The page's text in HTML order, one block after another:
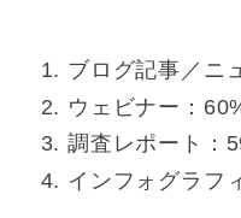
ブログ記事／ニ
ウェビナー：
調査レポート：
インフォグラフ